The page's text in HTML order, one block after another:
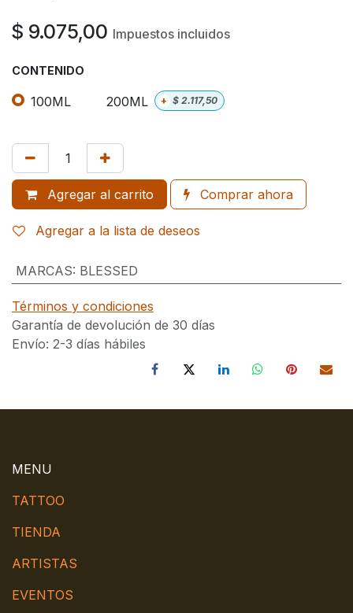
$ 9.075,00 Impuestos incluidos
CONTENIDO
100ML 200ML + $ 2.117,50
Agregar al carrito Comprar ahora
Agregar a la lista de deseos
MARCAS: BLESSED
Términos y condiciones
Garantía de devolución de 30 días
Envío: 2-3 días hábiles
MENU
TATTOO
TIENDA
ARTISTAS
EVENTOS